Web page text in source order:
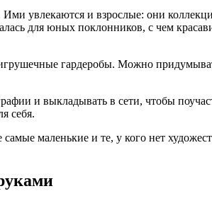
увлекаются и взрослые: они
для юных поклонников, с чем
гардеробы. Можно
и выкладывать в сети, чтобы
себя.
маленькие и те, у кого нет